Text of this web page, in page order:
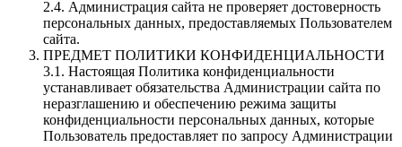
2.4. Администрация сайта не проверяет достоверность
персональных данных, предоставляемых Пользователем
сайта.
ПРЕДМЕТ ПОЛИТИКИ КОНФИДЕНЦИАЛЬНОСТИ
3.1. Настоящая Политика конфиденциальности
устанавливает обязательства Администрации сайта по
неразглашению и обеспечению режима защиты
конфиденциальности персональных данных, которые
Пользователь предоставляет по запросу Администрации